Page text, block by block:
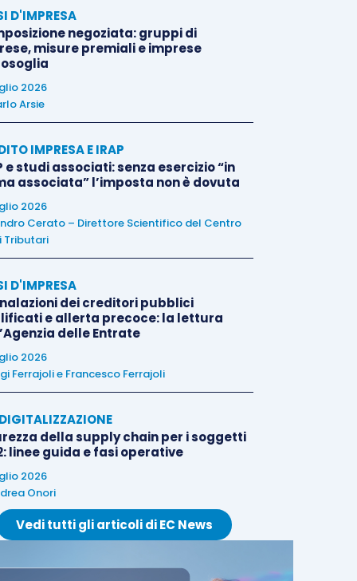
D'IMPRESA
negoziata: gruppi di
misure premiali e imprese
2026
Arsie
IMPRESA E IRAP
e studi associati: senza esercizio “in
associata” l’imposta non è dovuta
2026
Cerato – Direttore Scientifico del Centro
Tributari
D'IMPRESA
dei creditori pubblici
e allerta precoce: la lettura
delle Entrate
2026
Ferrajolie Francesco Ferrajoli
della supply chain per i soggetti
linee guida e fasi operative
2026
Onori
Vedi tutti gli articoli di EC News